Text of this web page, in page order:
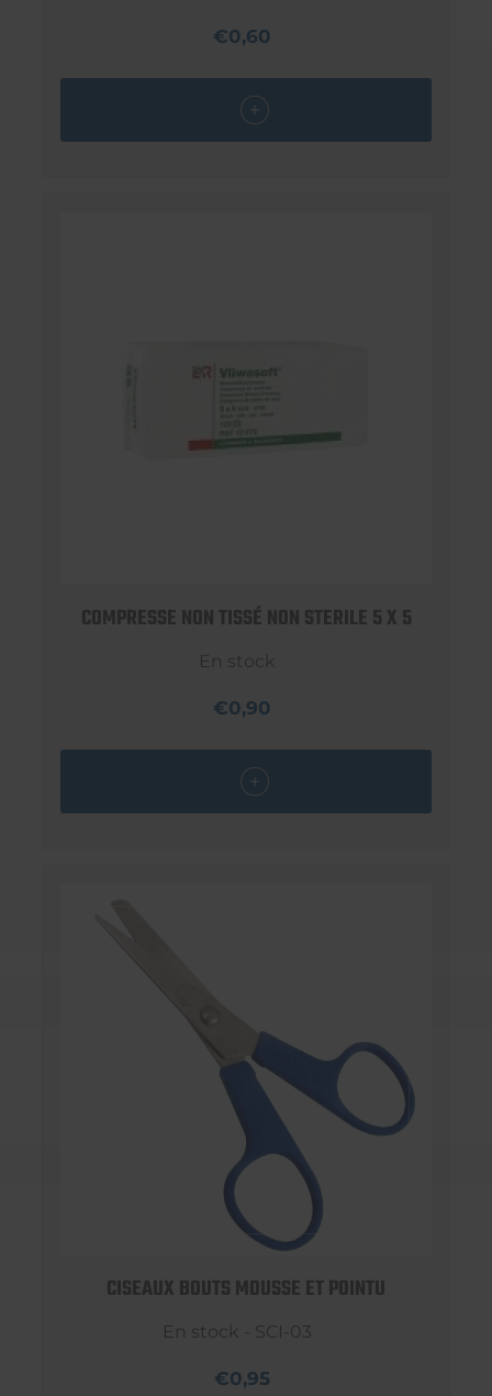
€0,60
COMPRESSE NON TISSÉ NON STERILE 5 X 5
En stock
€0,90
CISEAUX BOUTS MOUSSE ET POINTU
En stock - SCI-03
€0,95